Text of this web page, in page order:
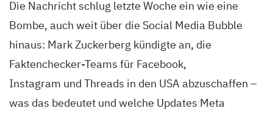
Die Nachricht schlug letzte Woche ein wie eine
Bombe, auch weit über die Social Media Bubble
hinaus: Mark Zuckerberg kündigte an, die
Faktenchecker-Teams für Facebook,
Instagram und Threads in den USA abzuschaffen –
was das bedeutet und welche Updates Meta